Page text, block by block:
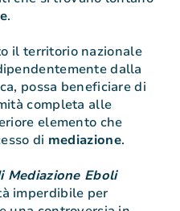
.
il territorio nazionale
dalla
possa beneficiare di
completa alle
elemento che
di mediazione.
Mediazione Eboli
imperdibile per